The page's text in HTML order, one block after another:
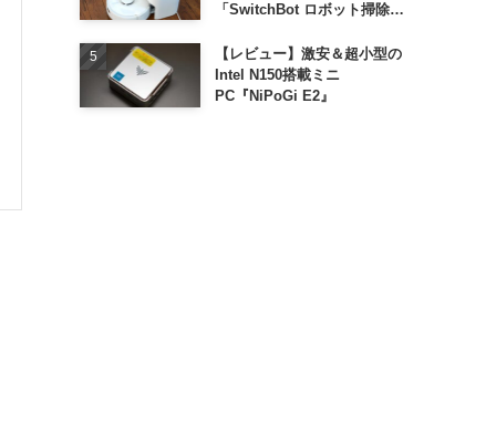
「SwitchBot ロボット掃除機
【レビュー】激安＆超小型の
Intel N150搭載ミニ
PC『NiPoGi E2』